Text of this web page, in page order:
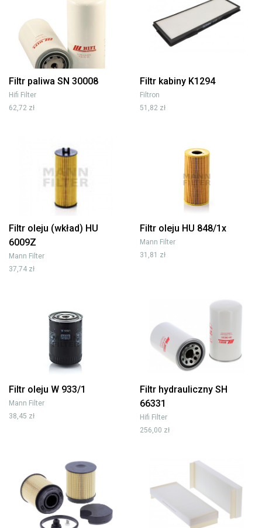
Filtr paliwa SN 30008
Hifi Filter
62,72 zł
Filtr kabiny K1294
Filtron
51,82 zł
Filtr oleju (wkład) HU
6009Z
Mann Filter
37,74 zł
Filtr oleju HU 848/1x
Mann Filter
31,81 zł
Filtr oleju W 933/1
Mann Filter
38,45 zł
Filtr hydrauliczny SH
66331
Hifi Filter
256,00 zł